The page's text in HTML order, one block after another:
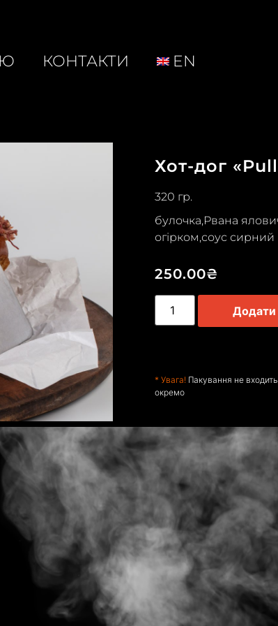
КОНТАКТИ EN
Хот-дог
320 гр.
булочка,Рвана
огірком,соус сирний
250.00₴
Додати
* Увага!Пакування не
окремо